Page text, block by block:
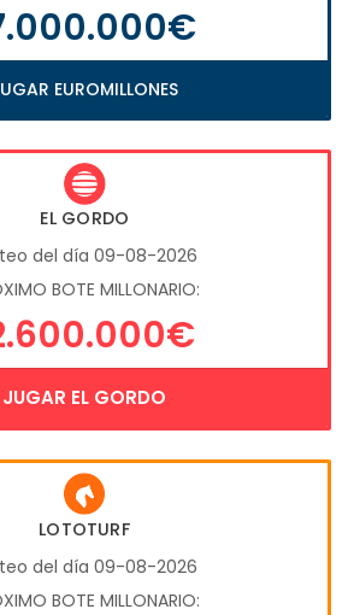
EUROMILLONES
EL GORDO
del día 09-08-2026
BOTE MILLONARIO:
JUGAR EL GORDO
LOTOTURF
del día 09-08-2026
BOTE MILLONARIO: